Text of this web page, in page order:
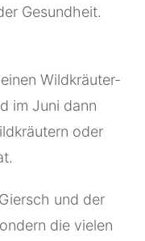
Gesundheit.
Wildkräuter-
im Juni dann
oder
und der
die vielen